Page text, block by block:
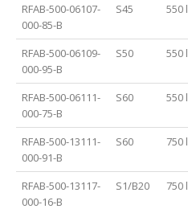
RFAB-500-06107-
000-85-B
S45 550 l
RFAB-500-06109-
000-95-B
S50 550 l
RFAB-500-06111-
000-75-B
S60 550 l
RFAB-500-13111-
000-91-B
S60 750 l
RFAB-500-13117-
000-16-B
S1/B20 750 l